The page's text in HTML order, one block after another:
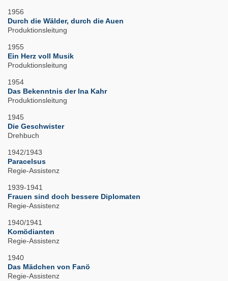
1956
Durch die Wälder, durch die Auen
Produktionsleitung
1955
Ein Herz voll Musik
Produktionsleitung
1954
Das Bekenntnis der Ina Kahr
Produktionsleitung
1945
Die Geschwister
Drehbuch
1942/1943
Paracelsus
Regie-Assistenz
1939-1941
Frauen sind doch bessere Diplomaten
Regie-Assistenz
1940/1941
Komödianten
Regie-Assistenz
1940
Das Mädchen von Fanö
Regie-Assistenz